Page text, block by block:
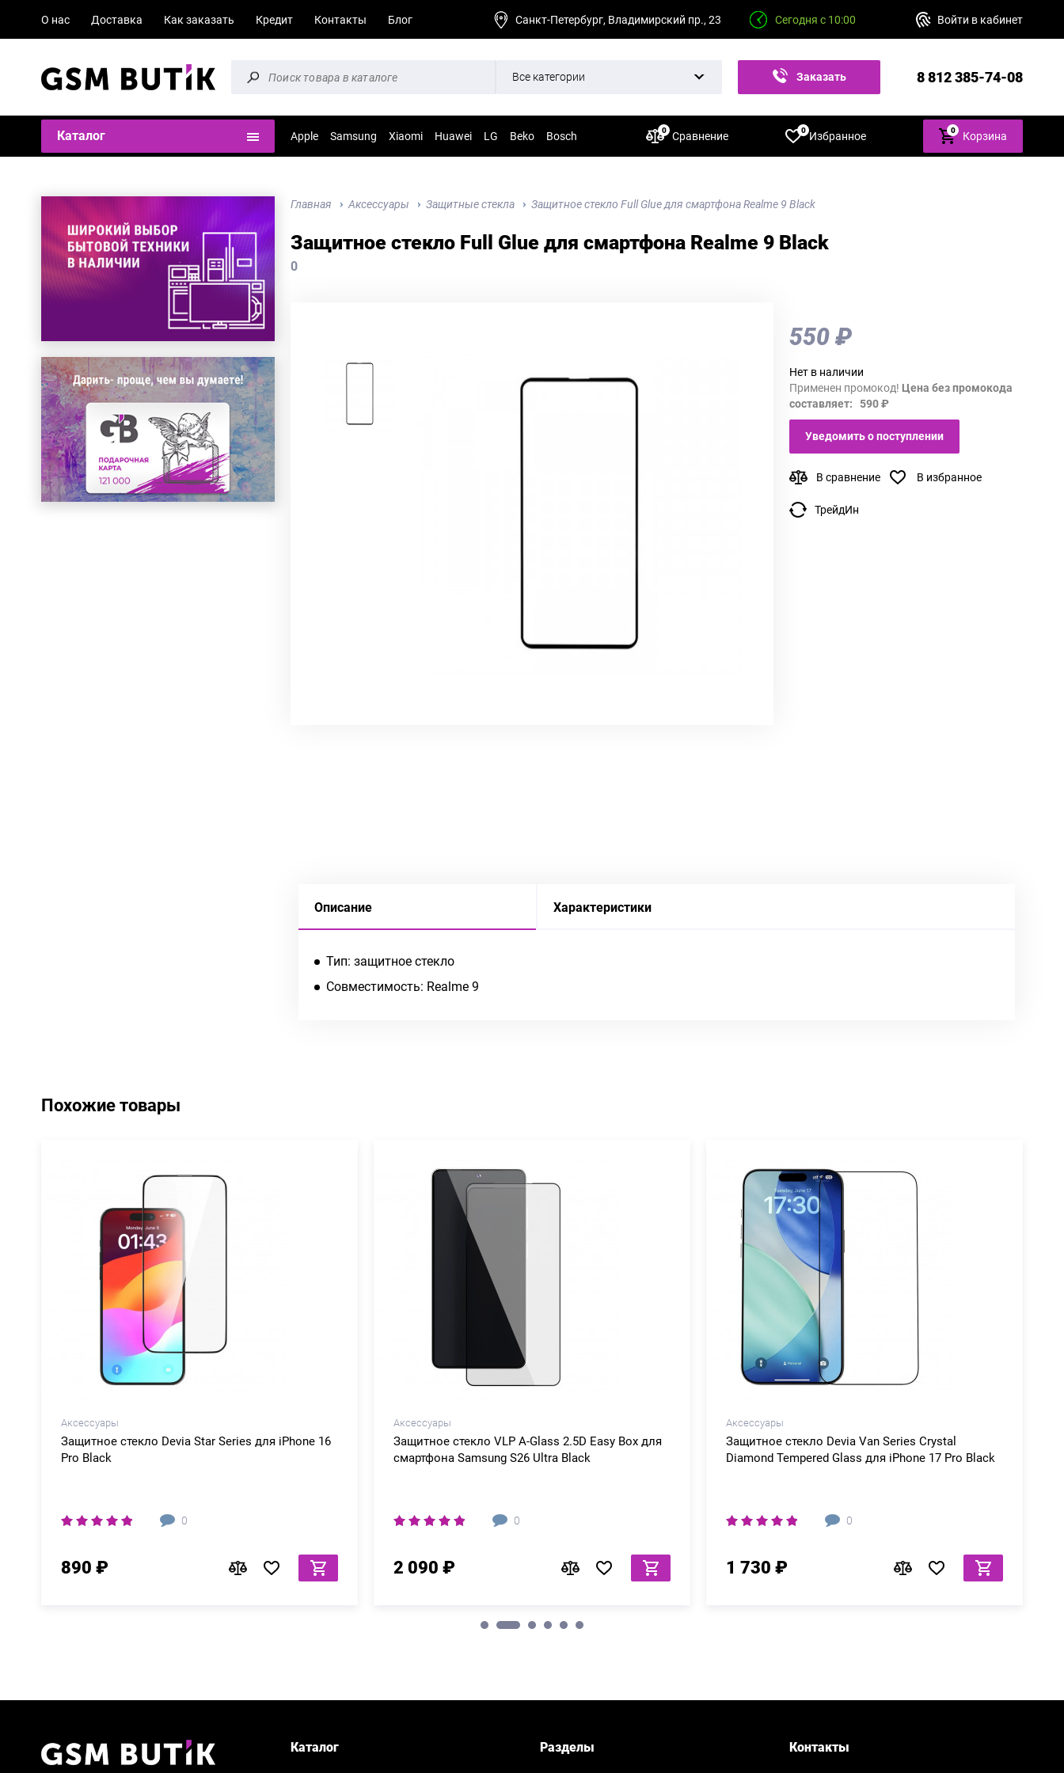
О нас Доставка Как заказать Кредит Контакты Блог Санкт-Петербург, Владимирский пр., 23 Сегодня с 10:00 Войти в кабинет
Все категории Заказать 8 812 385-74-08
Каталог Apple Samsung Xiaomi Huawei LG Beko Bosch Сравнение
0 Избранное
0 0 Корзина
Главная Аксессуары Защитные стекла Защитное стекло Full Glue для смартфона Realme 9 Black
Защитное стекло Full Glue для смартфона Realme 9 Black
0
550 ₽
Нет в наличии
Применен промокод! Цена без промокода
составляет: 590 ₽
Уведомить о поступлении
В сравнение В избранное
ТрейдИн
Описание Характеристики
Тип: защитное стекло
Совместимость: Realme 9
Похожие товары
Аксессуары
Защитное стекло Devia Star Series для iPhone 16
Pro Black
0
890 ₽
Аксессуары
Защитное стекло VLP A-Glass 2.5D Easy Box для
смартфона Samsung S26 Ultra Black
0
2 090 ₽
Аксессуары
Защитное стекло Devia Van Series Crystal
Diamond Tempered Glass для iPhone 17 Pro Black
0
1 730 ₽
Каталог Разделы Контакты